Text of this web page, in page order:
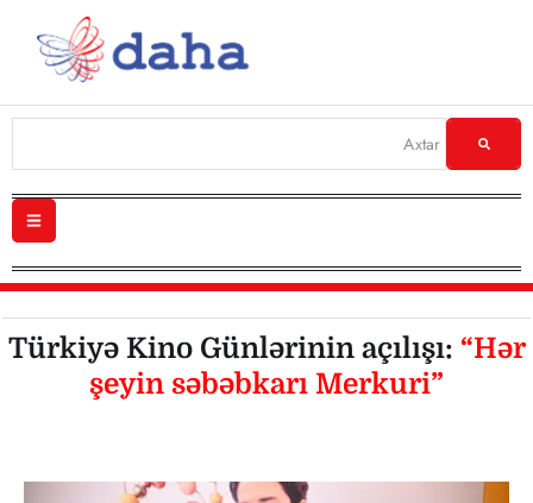
Türkiyə Kino Günlərinin açılışı: “Hər
şeyin səbəbkarı Merkuri”